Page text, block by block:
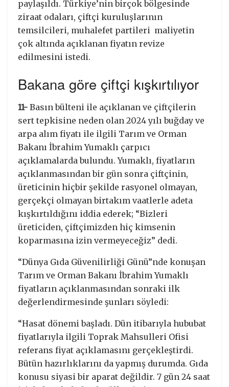
paylaşıldı. Türkiye’nin birçok bölgesinde
ziraat odaları, çiftçi kuruluşlarının
temsilcileri, muhalefet partileri maliyetin
çok altında açıklanan fiyatın revize
edilmesini istedi.
Bakana göre çiftçi kışkırtılıyor
11- Basın bülteni ile açıklanan ve çiftçilerin
sert tepkisine neden olan 2024 yılı buğday ve
arpa alım fiyatı ile ilgili Tarım ve Orman
Bakanı İbrahim Yumaklı çarpıcı
açıklamalarda bulundu. Yumaklı, fiyatların
açıklanmasından bir gün sonra çiftçinin,
üreticinin hiçbir şekilde rasyonel olmayan,
gerçekçi olmayan birtakım vaatlerle adeta
kışkırtıldığını iddia ederek; “Bizleri
üreticiden, çiftçimizden hiç kimsenin
koparmasına izin vermeyeceğiz” dedi.
“Dünya Gıda Güvenilirliği Günü”nde konuşan
Tarım ve Orman Bakanı İbrahim Yumaklı
fiyatların açıklanmasından sonraki ilk
değerlendirmesinde şunları söyledi:
“Hasat dönemi başladı. Dün itibarıyla hububat
fiyatlarıyla ilgili Toprak Mahsulleri Ofisi
referans fiyat açıklamasını gerçekleştirdi.
Bütün hazırlıklarını da yapmış durumda. Gıda
konusu siyasi bir aparat değildir. 7 gün 24 saat